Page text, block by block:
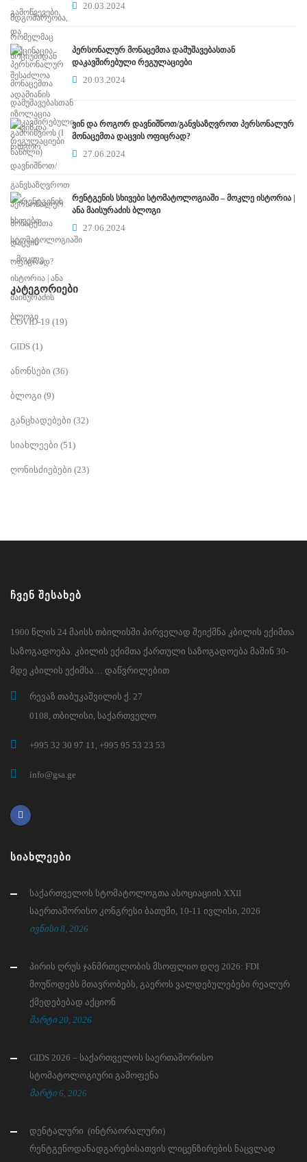
20.03.2024
პერსონალურ მონაცემთა დამუშავებასთან
დაკავშირებული რეგულაციები
20.03.2024
ვინ და როგორ დავნიშნოთ/განვსაზღვროთ პერსონალურ
მონაცემთა დაცვის ოფიცრად?
27.06.2024
რენტგენის სხივები სტომატოლოგიაში – მოკლე ისტორია |
ანა მაისურაძის ბლოგი
27.06.2024
ᲙᲐᲢᲔᲒᲝᲠᲘᲔᲑᲘ
COVID-19 (19)
GIDS (1)
ანონსები (36)
ბლოგი (9)
განცხადებები (32)
სიახლეები (51)
ღონისძიებები (23)
ᲩᲕᲔᲜ ᲨᲔᲡᲐᲮᲔᲑ
1900 წლის 24 მაისს თბილისში პირველად შეიქმნა კბილის ექიმთა
საზოგადოება. კბილის ექიმთა ქართული საზოგადოება მაშინ 30-
მდე კბილის ექიმსა… დაწვრილებით
რევაზ თაბუკაშვილის ქ. 27
0108, თბილისი, საქართველო
+995 32 30 97 11, +995 95 53 23 53
info@gsa.ge
ᲡᲘᲐᲮᲚᲔᲔᲑᲘ
საქართველოს სტომატოლოგთა ასოციაციის XXII
საერთაშორისო კონგრესი ბათუმი, 10-11 ივლისი, 2026
ივნისი 8, 2026
პირის ღრუს ჯანმრთელობის მსოფლიო დღე 2026: FDI
მოუწოდებს მთავრობებს, გაეროს ვალდებულებები რეალურ
ქმედებებად აქციონ
მარტი 20, 2026
GIDS 2026 – საქართველოს საერთაშორისო
სტომატოლოგიური გამოფენა
მარტი 6, 2026
დენტალური (ინტრაორალური)
რენტგენოდანადგარებისათვის ლიცენზირების ნაცვლად